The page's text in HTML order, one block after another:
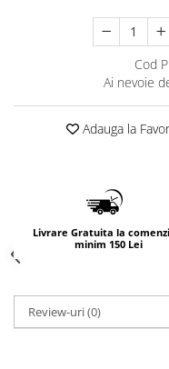
Cod
Ai nevoie
Adauga la
Livrare Gratuita la
minim 150 Lei
Review-uri(0)